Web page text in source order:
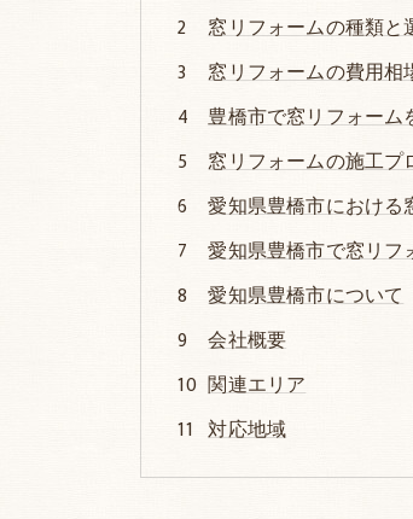
窓リフォームの種類
窓リフォームの費用
豊橋市で窓リフォー
窓リフォームの施工
愛知県豊橋市におけ
愛知県豊橋市で窓リ
愛知県豊橋市について
会社概要
関連エリア
対応地域